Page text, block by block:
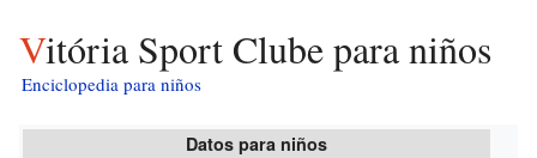
Vitória Sport Clube para niños
Enciclopedia para niños
Datos para niños